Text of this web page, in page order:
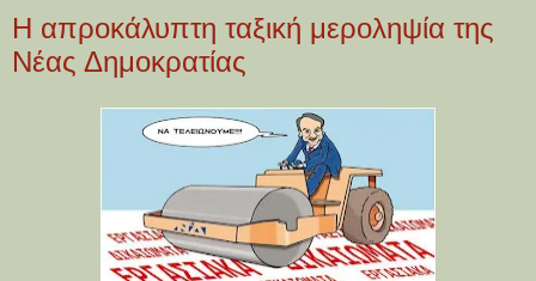
Η απροκάλυπτη ταξική μεροληψία της
Νέας Δημοκρατίας